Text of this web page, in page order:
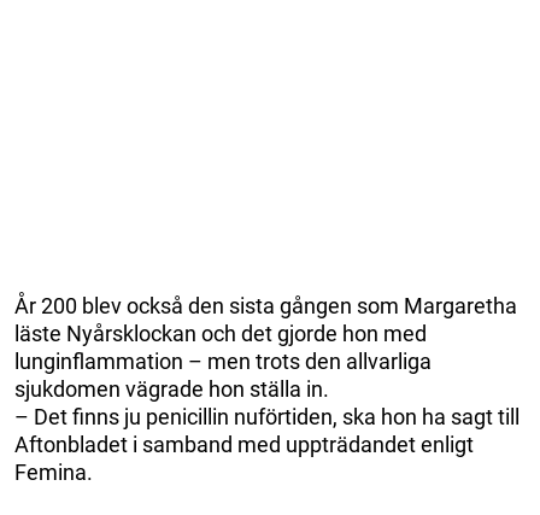
År 200 blev också den sista gången som Margaretha
läste Nyårsklockan och det gjorde hon med
lunginflammation – men trots den allvarliga
sjukdomen vägrade hon ställa in.
– Det finns ju penicillin nuförtiden, ska hon ha sagt till
Aftonbladet i samband med uppträdandet enligt
Femina.